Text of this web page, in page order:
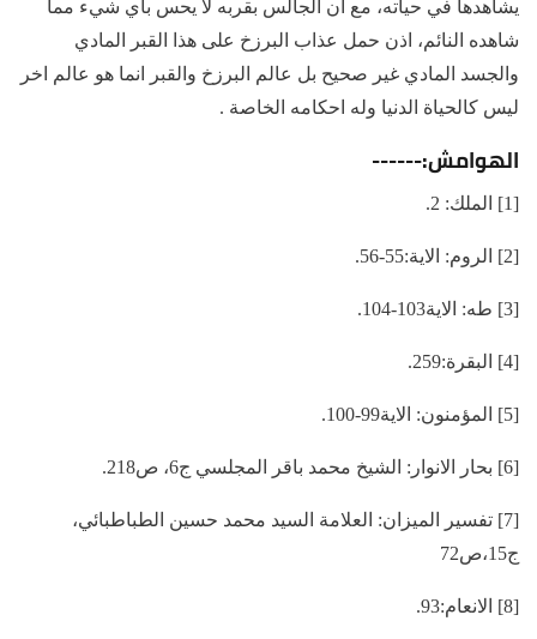
يشاهدها في حياته، مع ان الجالس بقربه لا يحس بأي شيء مما
شاهده النائم، اذن حمل عذاب البرزخ على هذا القبر المادي
والجسد المادي غير صحيح بل عالم البرزخ والقبر انما هو عالم اخر
ليس كالحياة الدنيا وله احكامه الخاصة .
الهوامش:------
[1] الملك: 2.
[2] الروم: الاية:55-56.
[3] طه: الاية103-104.
[4] البقرة:259.
[5] المؤمنون: الاية99-100.
[6] بحار الانوار: الشيخ محمد باقر المجلسي ج6، ص218.
[7] تفسير الميزان: العلامة السيد محمد حسين الطباطبائي،
ج15،ص72
[8] الانعام:93.